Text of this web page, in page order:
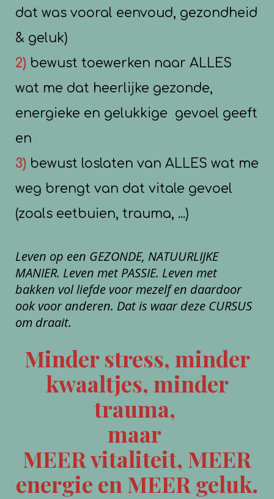
dat was vooral eenvoud, gezondheid
& geluk)
2) bewust toewerken naar ALLES
wat me dat heerlijke gezonde,
energieke en gelukkige gevoel geeft
en
3) bewust loslaten van ALLES wat me
weg brengt van dat vitale gevoel
(zoals eetbuien, trauma, ...)
Leven op een GEZONDE, NATUURLIJKE
MANIER. Leven met PASSIE. Leven met
bakken vol liefde voor mezelf en daardoor
ook voor anderen. Dat is waar deze CURSUS
om draait.
Minder stress, minder
kwaaltjes, minder
trauma,
maar
MEER vitaliteit, MEER
energie en MEER geluk.